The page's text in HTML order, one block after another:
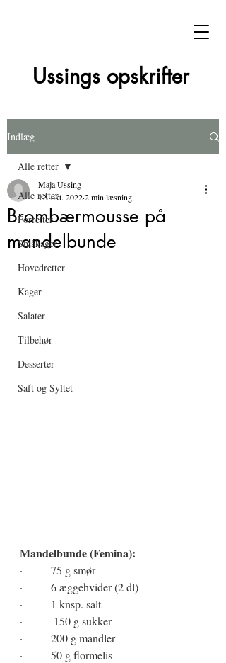
Ussings opskrifter
Indlæg
Alle retter
Forretter
Småkager
Hovedretter
Kager
Salater
Tilbehør
Desserter
Saft og Syltet
Alle retter
Brombærmousse på
mandelbunde
Maja Ussing
12. okt. 20222 min læsning
Mandelbunde (Femina):
·          75 g smør
·          6 æggehvider (2 dl)
·          1 knsp. salt
·           150 g sukker
·          200 g mandler
·          50 g flormelis